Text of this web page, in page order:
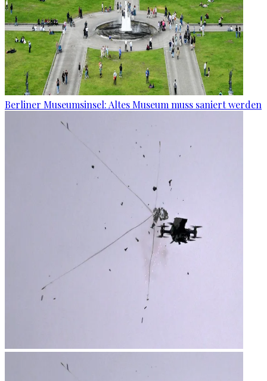
Berliner Museumsinsel: Altes Museum muss saniert werden